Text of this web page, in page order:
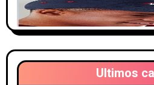
Ultimos